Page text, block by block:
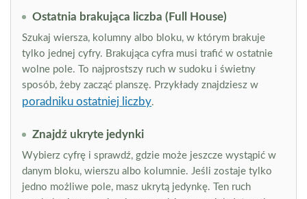
Ostatnia brakująca liczba (Full House)
Szukaj wiersza, kolumny albo bloku, w którym brakuje
tylko jednej cyfry. Brakująca cyfra musi trafić w ostatnie
wolne pole. To najprostszy ruch w sudoku i świetny
sposób, żeby zacząć planszę. Przykłady znajdziesz w
poradniku ostatniej liczby.
Znajdź ukryte jedynki
Wybierz cyfrę i sprawdź, gdzie może jeszcze wystąpić w
danym bloku, wierszu albo kolumnie. Jeśli zostaje tylko
jedno możliwe pole, masz ukrytą jedynkę. Ten ruch